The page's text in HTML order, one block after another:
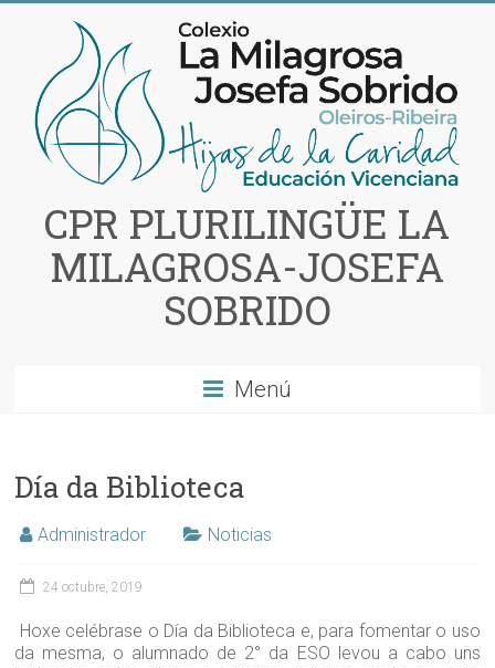
contenido
CPR PLURILINGÜE LA
MILAGROSA-JOSEFA
SOBRIDO
Menú
Día da Biblioteca
Administrador Noticias
24 octubre, 2019
Hoxe celébrase o Día da Biblioteca e, para fomentar o uso
da mesma, o alumnado de 2° da ESO levou a cabo uns